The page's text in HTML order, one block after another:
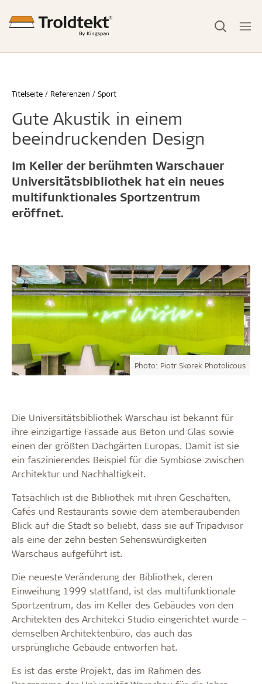
Titelseite Referenzen Sport
Gute Akustik in einem
beeindruckenden Design
Im Keller der berühmten Warschauer
Universitätsbibliothek hat ein neues
multifunktionales Sportzentrum
eröffnet.
Photo: Piotr Skorek Photolicous
Die Universitätsbibliothek Warschau ist bekannt für
ihre einzigartige Fassade aus Beton und Glas sowie
einen der größten Dachgärten Europas. Damit ist sie
ein faszinierendes Beispiel für die Symbiose zwischen
Architektur und Nachhaltigkeit.
Tatsächlich ist die Bibliothek mit ihren Geschäften,
Cafés und Restaurants sowie dem atemberaubenden
Blick auf die Stadt so beliebt, dass sie auf Tripadvisor
als eine der zehn besten Sehenswürdigkeiten
Warschaus aufgeführt ist.
Die neueste Veränderung der Bibliothek, deren
Einweihung 1999 stattfand, ist das multifunktionale
Sportzentrum, das im Keller des Gebäudes von den
Architekten des Architekci Studio eingerichtet wurde –
demselben Architektenbüro, das auch das
ursprüngliche Gebäude entworfen hat.
Es ist das erste Projekt, das im Rahmen des